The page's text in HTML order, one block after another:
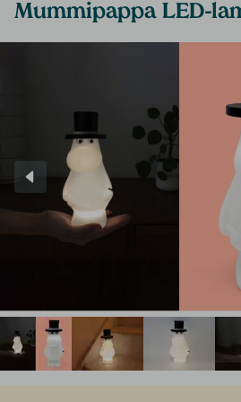
Mummipappa LED-